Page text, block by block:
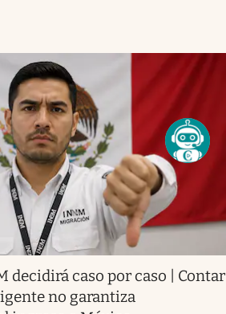
decidirá caso por caso | Contar
no garantiza